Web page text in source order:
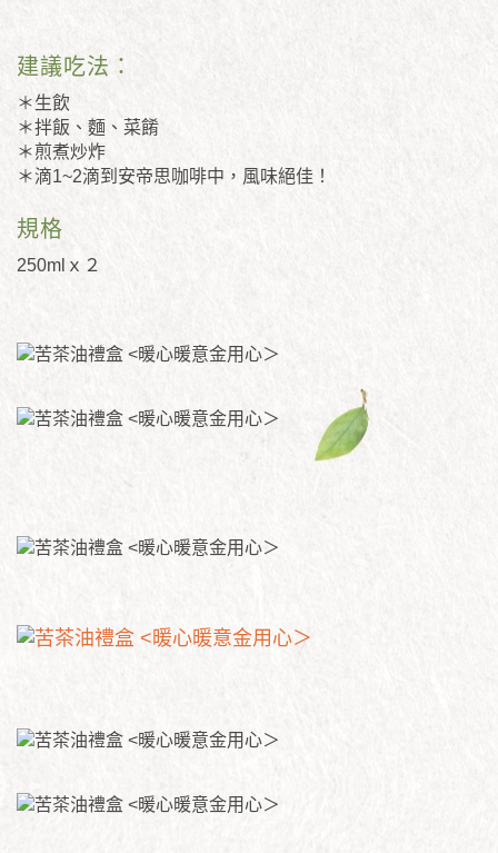
建議吃法：
＊生飲
＊拌飯、麵、菜餚
＊煎煮炒炸
＊滴1~2滴到安帝思咖啡中，風味絕佳！
規格
250mlｘ２